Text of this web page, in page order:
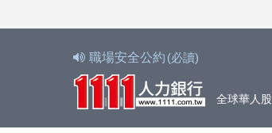
職場安全公約 (必讀)
全球華人